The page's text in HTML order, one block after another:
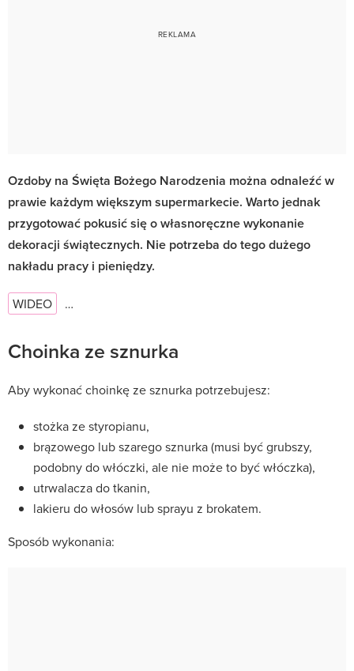
Ozdoby na Święta Bożego Narodzenia można odnaleźć w
prawie każdym większym supermarkecie. Warto jednak
przygotować pokusić się o własnoręczne wykonanie
dekoracji świątecznych. Nie potrzeba do tego dużego
nakładu pracy i pieniędzy.
WIDEO …
Choinka ze sznurka
Aby wykonać choinkę ze sznurka potrzebujesz:
stożka ze styropianu,
brązowego lub szarego sznurka (musi być grubszy,
podobny do włóczki, ale nie może to być włóczka),
utrwalacza do tkanin,
lakieru do włosów lub sprayu z brokatem.
Sposób wykonania: